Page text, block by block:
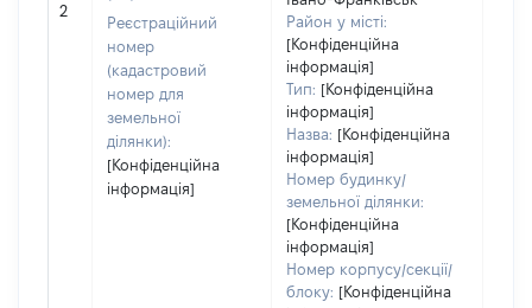
2
Реєстраційний
номер
(кадастровий
номер для
земельної
ділянки):
[Конфіденційна
інформація]
Район у місті:
[Конфіденційна
інформація]
Тип: [Конфіденційна
інформація]
Назва: [Конфіденційна
інформація]
Номер будинку/
земельної ділянки:
[Конфіденційна
інформація]
Номер корпусу/секції/
блоку: [Конфіденційна